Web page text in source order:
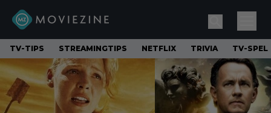
TV-TIPS STREAMINGTIPS NETFLIX TRIVIA TV-SPEL